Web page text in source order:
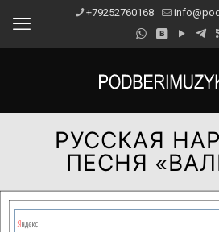
+79252760168
РУССКАЯ
ПЕСНЯ